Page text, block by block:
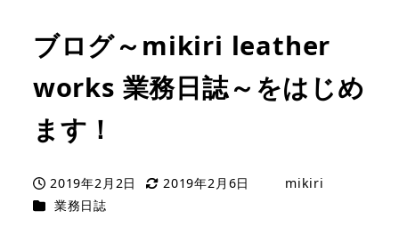
ブログ～mikiri leather
works 業務日誌～をはじめ
ます！
投稿日
2019年2月2日
更新日
2019年2月6日
mikiri
カテゴリー
業務日誌